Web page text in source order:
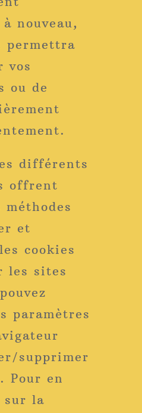
nouveau,
permettra
vos
ou de
différents
offrent
et
cookies
les sites
paramètres
supprimer
Pour en
sur la